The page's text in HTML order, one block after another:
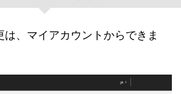
は、マイアカウントからできま